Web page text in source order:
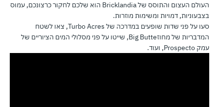
העולם העצום והתוסס של Bricklandia הוא שלכם לחקור כרצונכם, עמוס
בצבעוניות, דמויות ומשימות מוזרות.
סעו על פני שדות שופעים במדרכה של Turbo Acres, צאו לשטח
המדבריות של מחוזBig Butte, שייטו על פני מסלולי המים הציוריים של
עמק Prospecto, ועוד.